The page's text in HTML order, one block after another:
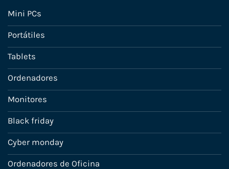
Mini PCs
Portátiles
Tablets
Ordenadores
Monitores
Black friday
Cyber monday
Ordenadores de Oficina